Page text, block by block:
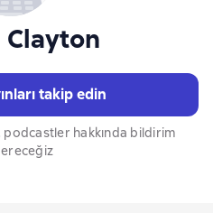
Clayton
takip edin
podcastler hakkında bildirim